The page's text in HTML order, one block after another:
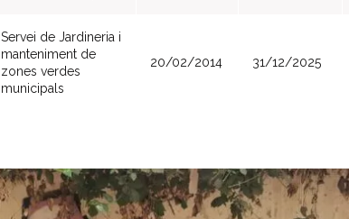
Servei de Jardineria i
manteniment de
zones verdes
municipals
20/02/2014 31/12/2025